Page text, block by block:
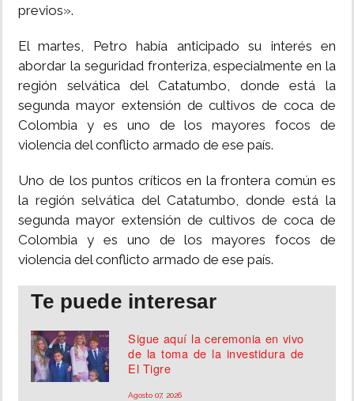
previos».
El martes, Petro había anticipado su interés en
abordar la seguridad fronteriza, especialmente en la
región selvática del Catatumbo, donde está la
segunda mayor extensión de cultivos de coca de
Colombia y es uno de los mayores focos de
violencia del conflicto armado de ese país.
Uno de los puntos críticos en la frontera común es
la región selvática del Catatumbo, donde está la
segunda mayor extensión de cultivos de coca de
Colombia y es uno de los mayores focos de
violencia del conflicto armado de ese país.
Te puede interesar
Sigue aquí la ceremonia en vivo
de la toma de la investidura de
El Tigre
Agosto 07, 2026